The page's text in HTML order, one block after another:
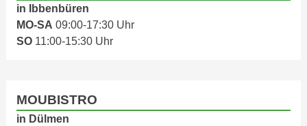
in Ibbenbüren
MO-SA 09:00-17:30 Uhr
SO11:00-15:30 Uhr
MOUBISTRO
in Dülmen